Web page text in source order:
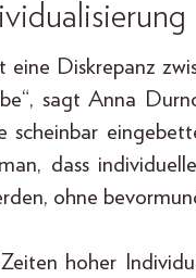
eine Diskrepanz
sagt Anna
scheinbar
dass
ohne
hoher